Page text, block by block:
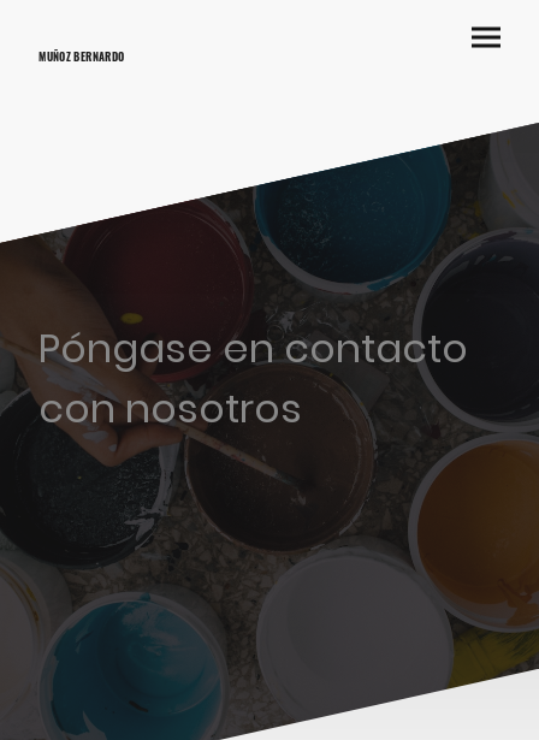
MUÑOZ BERNARDO
Póngase en contacto
con nosotros